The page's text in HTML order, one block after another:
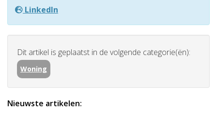
LinkedIn
Dit artikel is geplaatst in de volgende categorie(ën):
Woning
Nieuwste artikelen: